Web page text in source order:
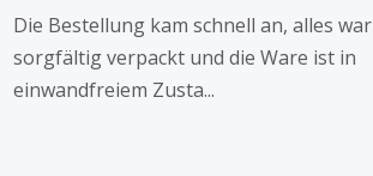
Die Bestellung kam schnell an, alles war
sorgfältig verpackt und die Ware ist in
einwandfreiem Zusta...